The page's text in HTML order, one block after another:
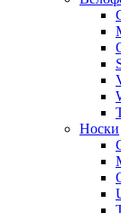
Носки